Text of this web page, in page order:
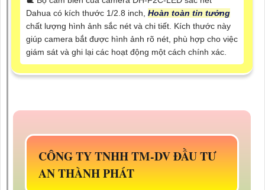
Dahua có kích thước 1/2.8 inch, Hoàn toàn tin tưởng
chất lượng hình ảnh sắc nét và chi tiết. Kích thước này
giúp camera bắt được hình ảnh rõ nét, phù hợp cho việc
giám sát và ghi lại các hoạt động một cách chính xác.
CÔNG TY TNHH TM-DV ĐẦU TƯ
AN THÀNH PHÁT